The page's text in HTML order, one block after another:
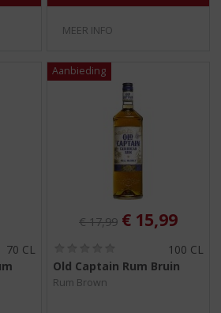
MEER INFO
70 CL
Originele prijs was:
€17,99 , Huidige
€ 15,99
,
100 CL
Old Captain Rum Bruin
Rum Brown